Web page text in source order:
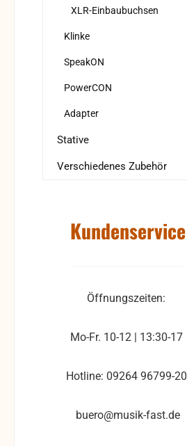
XLR-Einbaubuchsen
Klinke
SpeakON
PowerCON
Adapter
Stative
Verschiedenes Zubehör
Kundenservice
Öffnungszeiten:
Mo-Fr. 10-12 | 13:30-17
Hotline: 09264 96799-20
buero@musik-fast.de